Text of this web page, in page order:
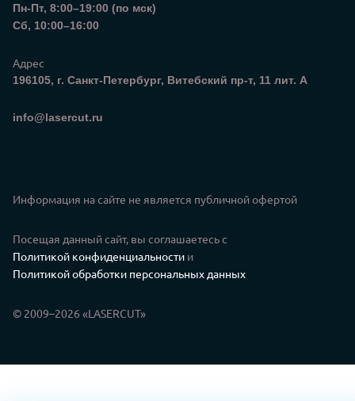
Пн-Пт, 8:00–19:00 (по мск)
Сб, 10:00–16:00
Адрес
196105, г. Санкт-Петербург, Витебский пр-т, 11 лит. А
Электронная почта
info@lasercut.ru
© 2009–2026 «LASERCUT»
Посещая данный сайт, вы соглашаетесь с
Политикой конфиденциальности и
Политикой обработки персональных данных
Информация на сайте не является публичной офертой